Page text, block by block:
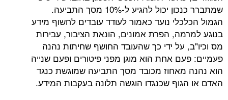
שמתברר כנכון יכול להגיע ל-10% מסך התביעה.
נועד כאמור לעודד עובדים לחשוף מידע
הפרת אמונים, הונאת הציבור, עבירות
על ידי כך שהעובד החושף שחיתות נהנה
אחת הוא מוגן מפני פיטורים ופעם שנייה
מכובד מסך התביעה שמוגשת כנגד
שכנגדו הוגשה תלונה בעקבות המידע.